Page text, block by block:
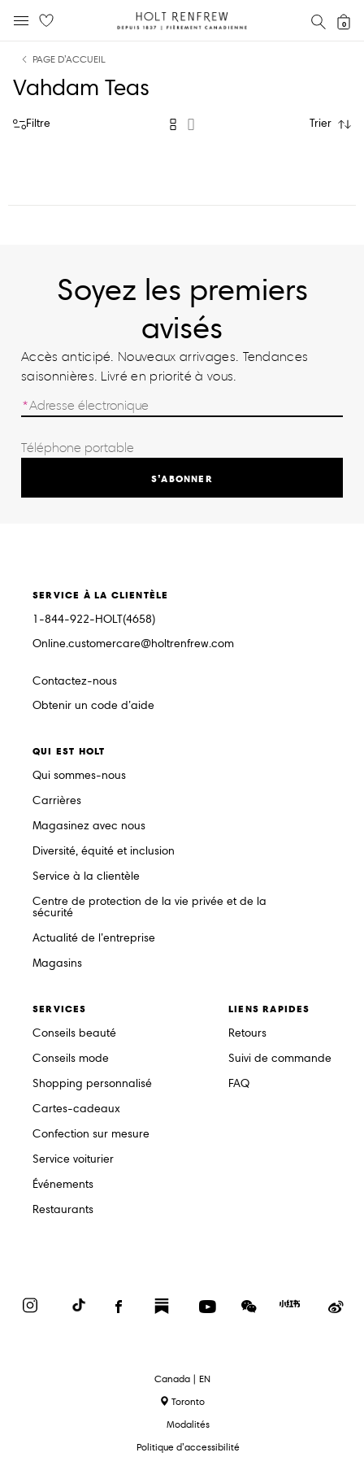
Holt
0
PAGE D’ACCUEIL
Vahdam Teas
Filtre Trier
Soyez les premiers
avisés
Accès anticipé. Nouveaux arrivages. Tendances
saisonnières. Livré en priorité à vous.
S’ABONNER
SERVICE À LA CLIENTÈLE
1-844-922-HOLT(4658)
Online.customercare@holtrenfrew.com
Contactez-nous
Obtenir un code d’aide
QUI EST HOLT
Qui sommes-nous
Carrières
Magasinez avec nous
Diversité, équité et inclusion
Service à la clientèle
Centre de protection de la vie privée et de la
sécurité
Actualité de l’entreprise
Magasins
SERVICES
Conseils beauté
Conseils mode
Shopping personnalisé
Cartes-cadeaux
Confection sur mesure
Service voiturier
Événements
Restaurants
LIENS RAPIDES
Retours
Suivi de commande
FAQ
InstagramTikTok FacebookSubstack YouTubeWeChat
Red
text.language
Canada | EN
Toronto
Modalités
Politique d’accessibilité